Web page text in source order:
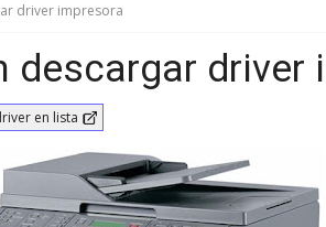
driver impresora
descargar driver
en lista